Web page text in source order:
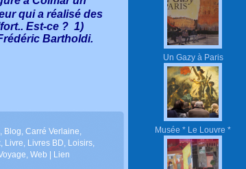
Un Gazy à Paris
Musée * Le Louvre *
qui a réalisé des
Est-ce ? 1)
Bartholdi.
Blog Carré Verlaine
Livre Livres BD Loisirs
Web | Lien